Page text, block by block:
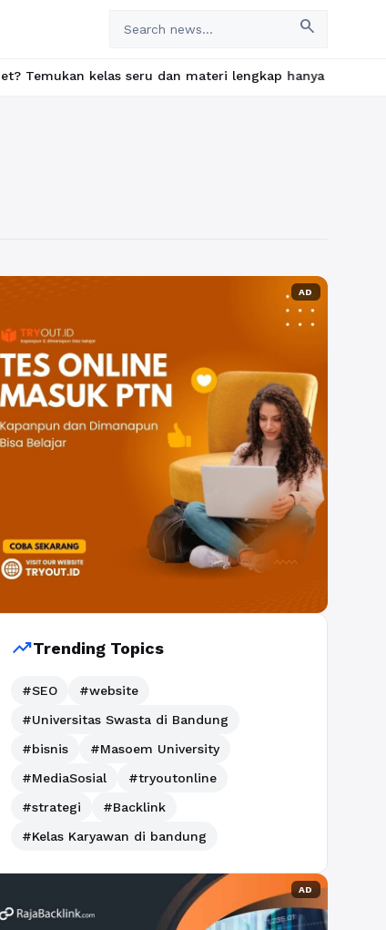
search
kelas seru dan materi lengkap hanya di
AD
trending_upTrending Topics
#SEO
#website
#Universitas Swasta di Bandung
#bisnis
#Masoem University
#MediaSosial
#tryoutonline
#strategi
#Backlink
#Kelas Karyawan di bandung
AD